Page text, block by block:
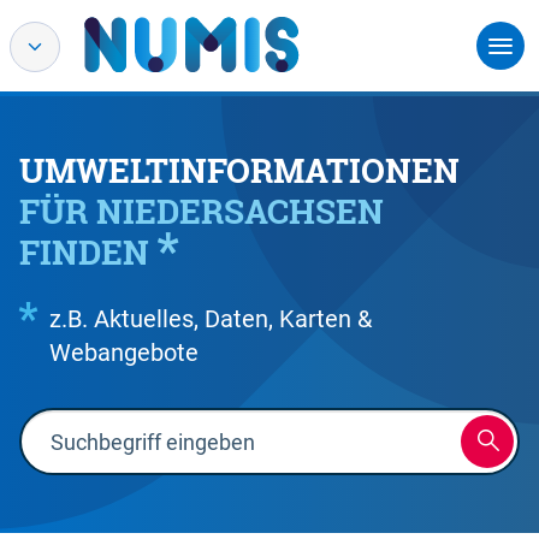
UMWELTINFORMATIONEN
FÜR NIEDERSACHSEN
FINDEN
z.B. Aktuelles, Daten, Karten &
Webangebote